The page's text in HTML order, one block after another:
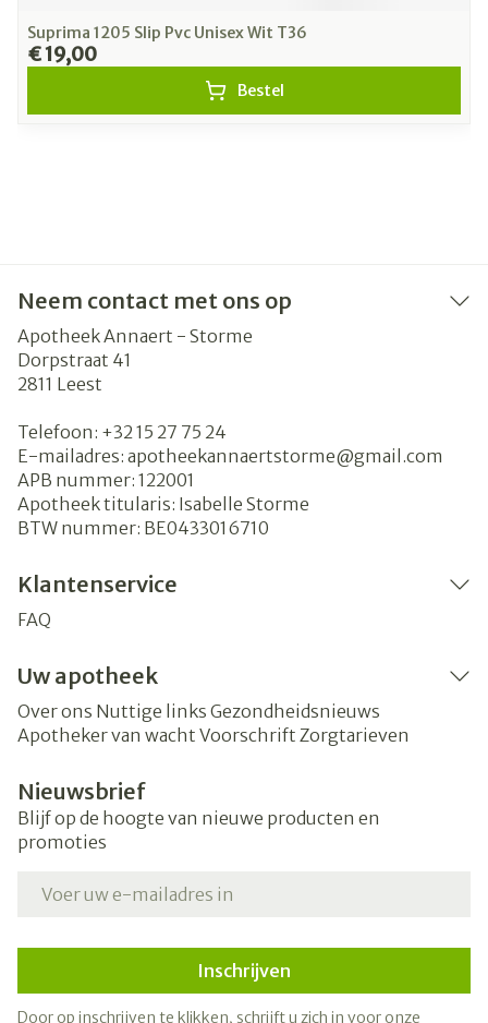
Suprima 1205 Slip Pvc Unisex Wit T36
€ 19,00
Bestel
Neem contact met ons op
Apotheek Annaert - Storme
Dorpstraat 41
2811 Leest
Telefoon: +32 15 27 75 24
E-mailadres: apotheekannaertstorme@gmail.com
APB nummer: 122001
Apotheek titularis: Isabelle Storme
BTW nummer: BE0433016710
Klantenservice
FAQ
Uw apotheek
Over ons Nuttige links Gezondheidsnieuws
Apotheker van wacht Voorschrift Zorgtarieven
Nieuwsbrief
Blijf op de hoogte van nieuwe producten en
promoties
Inschrijven
Door op inschrijven te klikken, schrijft u zich in voor onze